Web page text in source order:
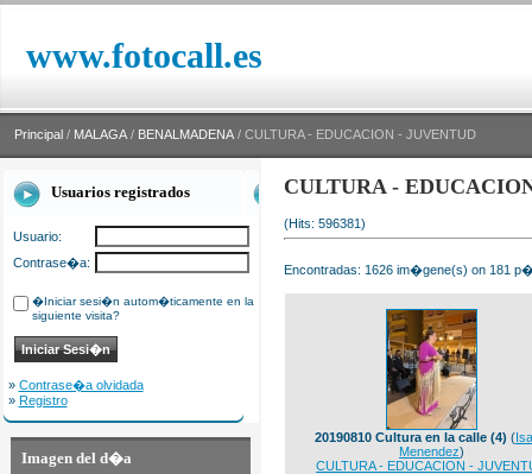
www.fotocall.es
Principal / MALAGA / BENALMADENA / CULTURA - EDUCACION - JUVENTUD
Usuarios registrados
Usuario:
Contrase�a:
�Iniciar sesi�n autom�ticamente en la
siguiente visita?
» Contrase�a olvidada
» Registro
Imagen del d�a
CULTURA -
(Hits: 596381)
Encontradas: 1626 im�gene(s) on 181
20190810 Cultura en la calle (4) (
Menendez)
CULTURA - EDUCACION -